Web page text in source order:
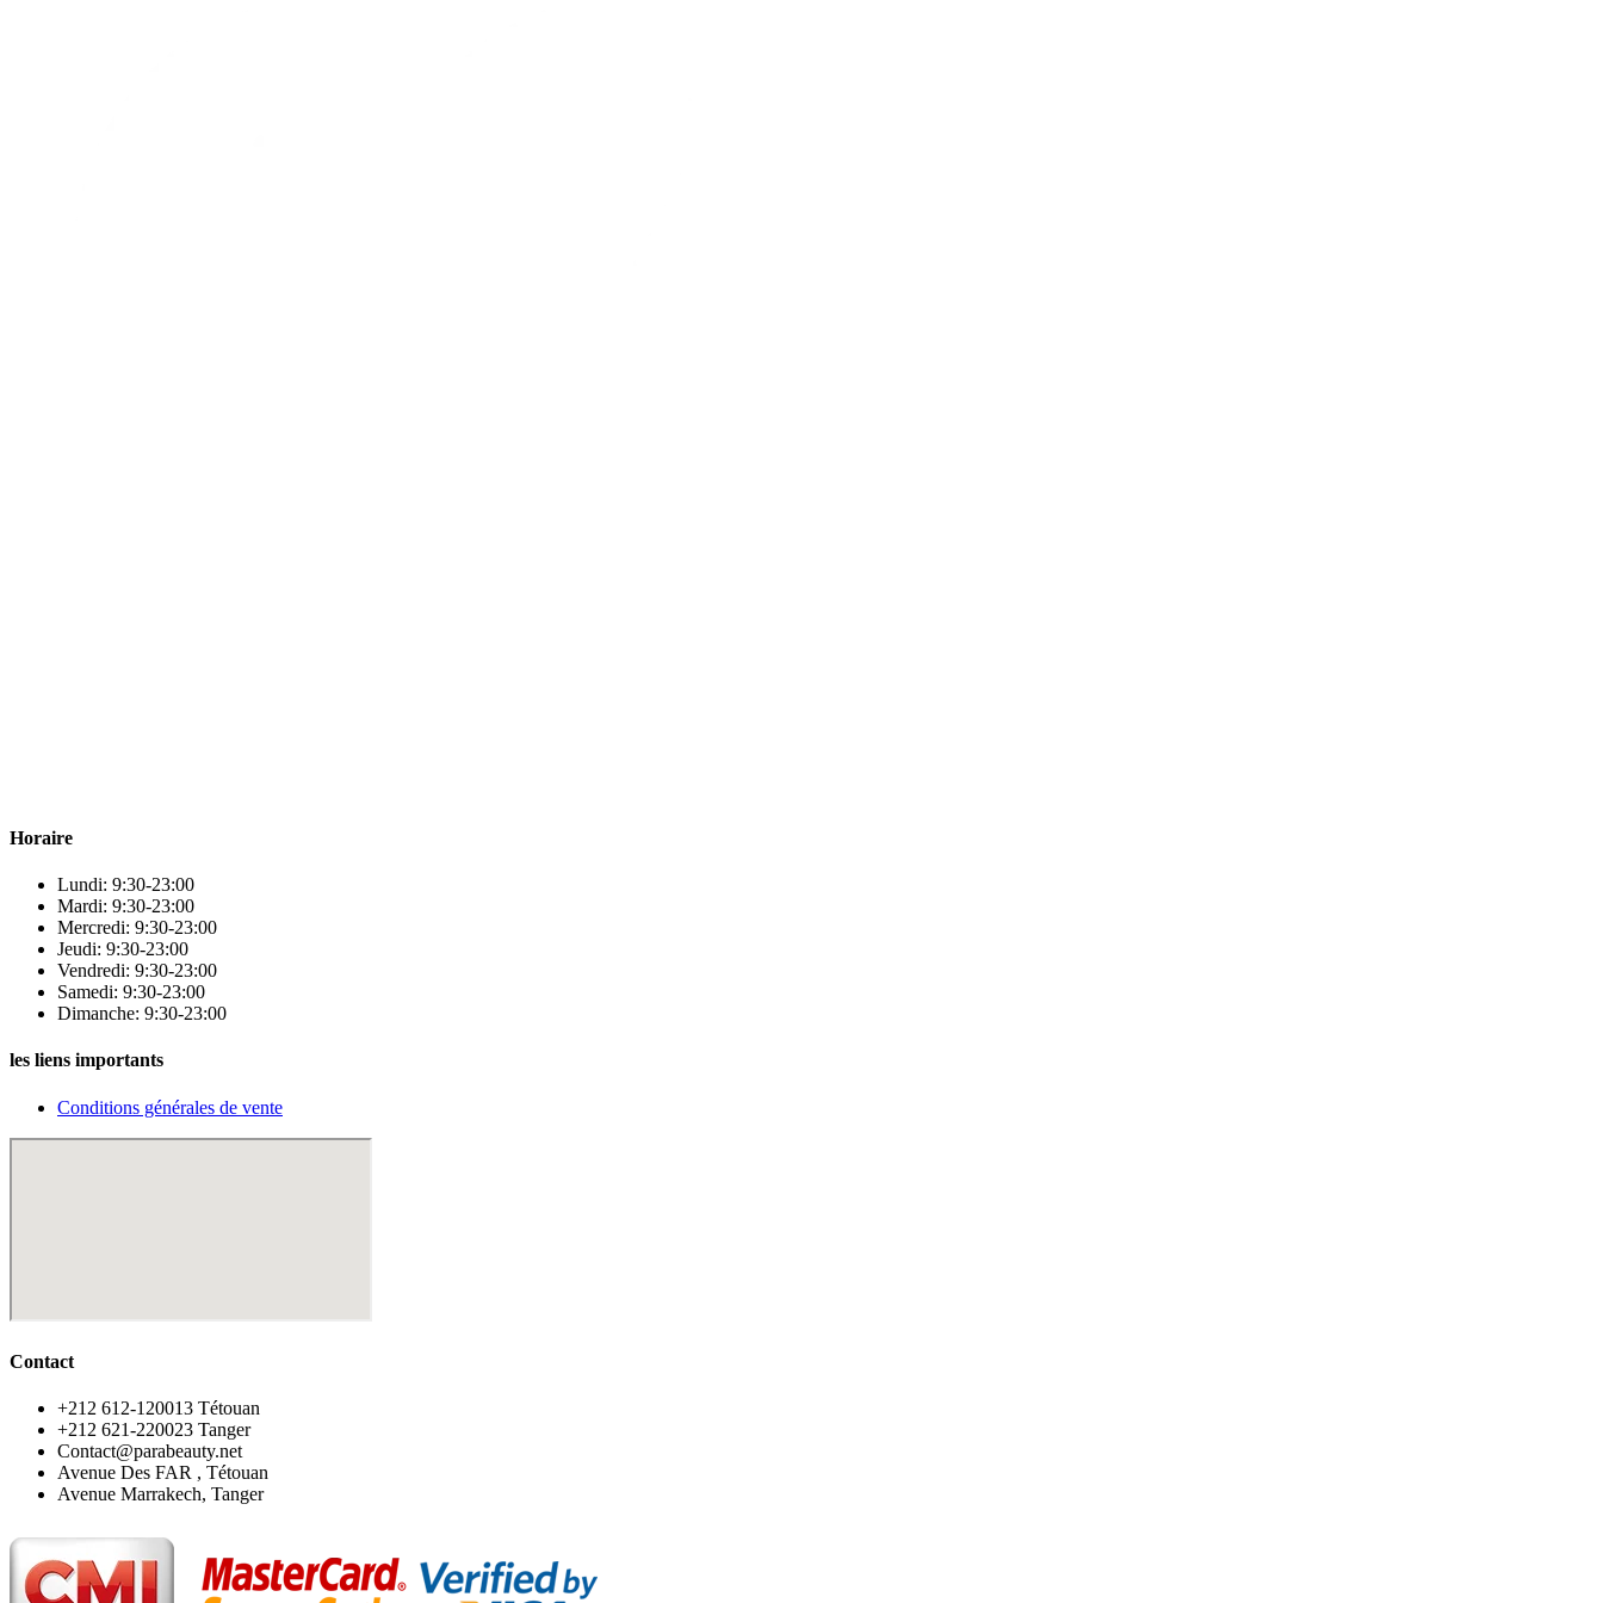
Horaire
Lundi: 9:30-23:00
Mardi: 9:30-23:00
Mercredi: 9:30-23:00
Jeudi: 9:30-23:00
Vendredi: 9:30-23:00
Samedi: 9:30-23:00
Dimanche: 9:30-23:00
les liens importants
Conditions générales de vente
Contact
‪+212 612-120013 Tétouan
‪+212 621-220023 Tanger
Contact@parabeauty.net
Avenue Des FAR , Tétouan
Avenue Marrakech, Tanger